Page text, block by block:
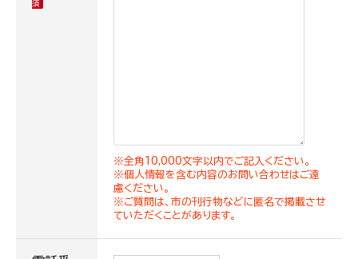
※全角10,000文字以内でご記入ください。
※個人情報を含む内容のお問い合わせはご遠
慮ください。
※ご質問は、市の刊行物などに匿名で掲載させ
ていただくことがあります。